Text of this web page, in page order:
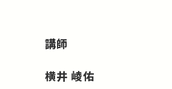
講師
横井 崚佑